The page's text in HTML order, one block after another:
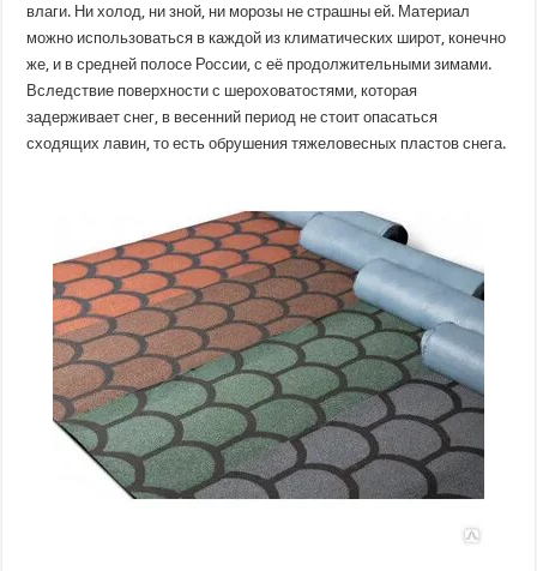
влаги. Ни холод, ни зной, ни морозы не страшны ей. Материал
можно использоваться в каждой из климатических широт, конечно
же, и в средней полосе России, с её продолжительными зимами.
Вследствие поверхности с шероховатостями, которая
задерживает снег, в весенний период не стоит опасаться
сходящих лавин, то есть обрушения тяжеловесных пластов снега.